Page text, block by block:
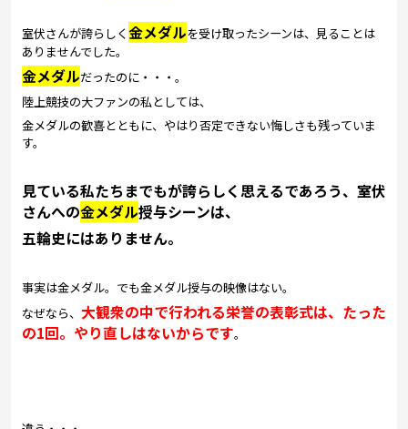
室伏さんが誇らしく金メダルを受け取ったシーンは、見ることは
ありませんでした。
金メダルだったのに・・・。
陸上競技の大ファンの私としては、
金メダルの歓喜とともに、やはり否定できない悔しさも残っていま
す。
見ている私たちまでもが誇らしく思えるであろう、室伏
さんへの金メダル授与シーンは、
五輪史にはありません。
事実は金メダル。でも金メダル授与の映像はない。
なぜなら、 大観衆の中で行われる栄誉の表彰式は、たった
の1回。やり直しはないからです。